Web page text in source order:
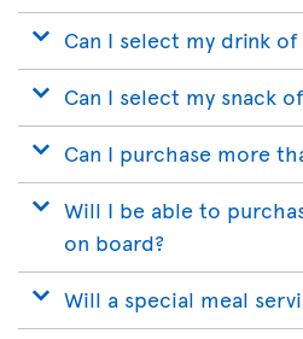
Can I select my drink
Can I select my snack
Can I purchase more
Will I be able to
on board?
Will a special meal